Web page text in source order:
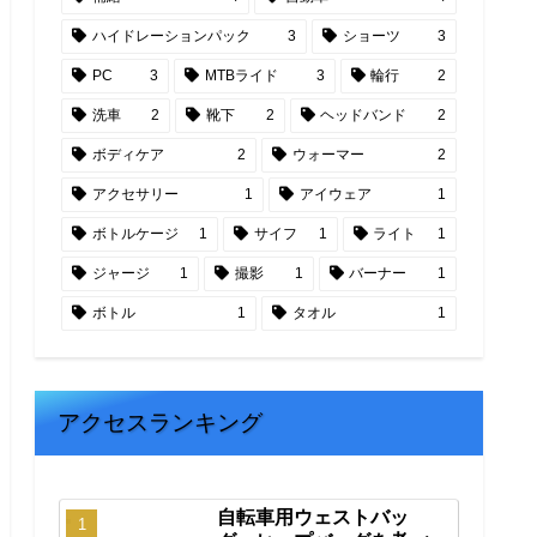
ハイドレーションパック 3 ショーツ 3
PC 3 MTBライド 3 輪行 2
洗車 2 靴下 2 ヘッドバンド 2
ボディケア 2 ウォーマー 2
アクセサリー 1 アイウェア 1
ボトルケージ 1 サイフ 1 ライト 1
ジャージ 1 撮影 1 バーナー 1
ボトル 1 タオル 1
アクセスランキング
自転車用ウェストバッ